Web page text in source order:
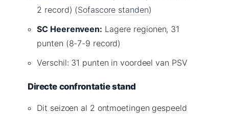
2 record) (Sofascore standen)
SC Heerenveen: Lagere regionen, 31
punten (8-7-9 record)
Verschil: 31 punten in voordeel van PSV
Directe confrontatie stand
Dit seizoen al 2 ontmoetingen gespeeld